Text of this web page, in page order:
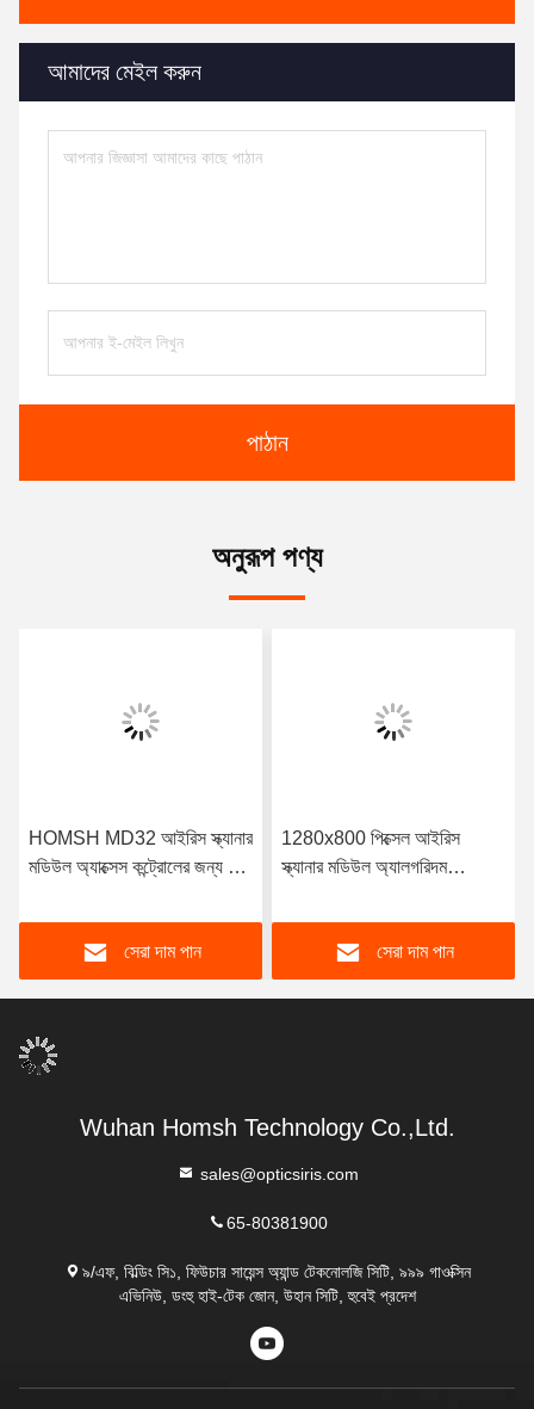
আমাদের মেইল করুন
পাঠান
অনুরূপ পণ্য
HOMSH MD32 আইরিস স্ক্যানার
মডিউল অ্যাক্সেস কন্ট্রোলের জন্য কম
সেরা দাম পান
1280x800 পিক্সেল আইরিস
স্ক্যানার মডিউল অ্যালগরিদম
রেজিস্ট্রেশন
সেরা দাম পান
Wuhan Homsh Technology Co.,Ltd.
sales@opticsiris.com
65-80381900
৯/এফ, বিল্ডিং সি১, ফিউচার সায়েন্স অ্যান্ড টেকনোলজি সিটি, ৯৯৯ গাওক্সিন
এভিনিউ, ডংহু হাই-টেক জোন, উহান সিটি, হুবেই প্রদেশ